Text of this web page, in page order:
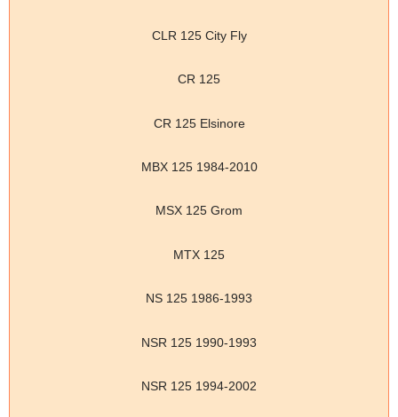
CLR 125 City Fly
CR 125
CR 125 Elsinore
MBX 125 1984-2010
MSX 125 Grom
MTX 125
NS 125 1986-1993
NSR 125 1990-1993
NSR 125 1994-2002